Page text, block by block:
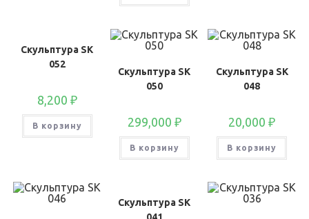
Скульптура SK
052
8,200 ₽
В корзину
Скульптура SK
050
299,000 ₽
В корзину
Скульптура SK
048
20,000₽
В корзину
Скульптура SK